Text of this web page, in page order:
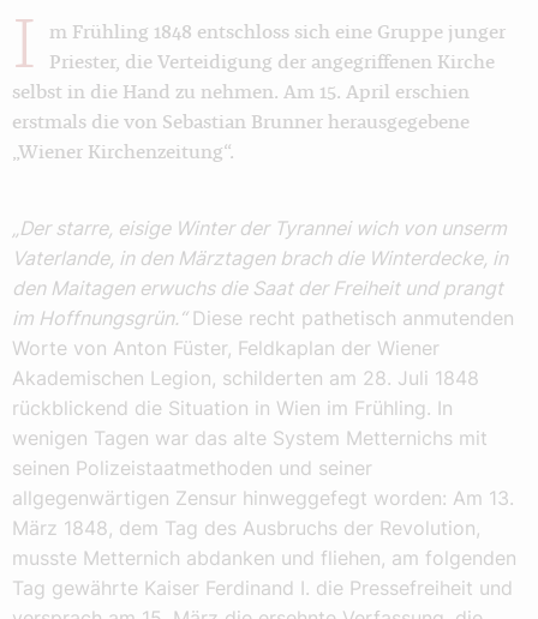
I
m Frühling 1848 entschloss sich eine Gruppe junger
Priester, die Verteidigung der angegriffenen Kirche
selbst in die Hand zu nehmen. Am 15. April erschien
erstmals die von Sebastian Brunner herausgegebene
„Wiener Kirchenzeitung“.
„Der starre, eisige Winter der Tyrannei wich von unserm
Vaterlande, in den Märztagen brach die Winterdecke, in
den Maitagen erwuchs die Saat der Freiheit und prangt
im Hoffnungsgrün.“Diese recht pathetisch anmutenden
Worte von Anton Füster, Feldkaplan der Wiener
Akademischen Legion, schilderten am 28. Juli 1848
rückblickend die Situation in Wien im Frühling. In
wenigen Tagen war das alte System Metternichs mit
seinen Polizeistaatmethoden und seiner
allgegenwärtigen Zensur hinweggefegt worden: Am 13.
März 1848, dem Tag des Ausbruchs der Revolution,
musste Metternich abdanken und fliehen, am folgenden
Tag gewährte Kaiser Ferdinand I. die Pressefreiheit und